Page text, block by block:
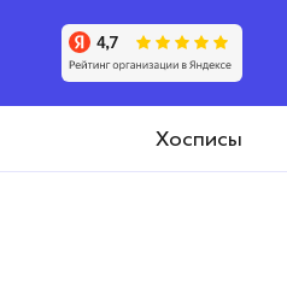
Хосписы